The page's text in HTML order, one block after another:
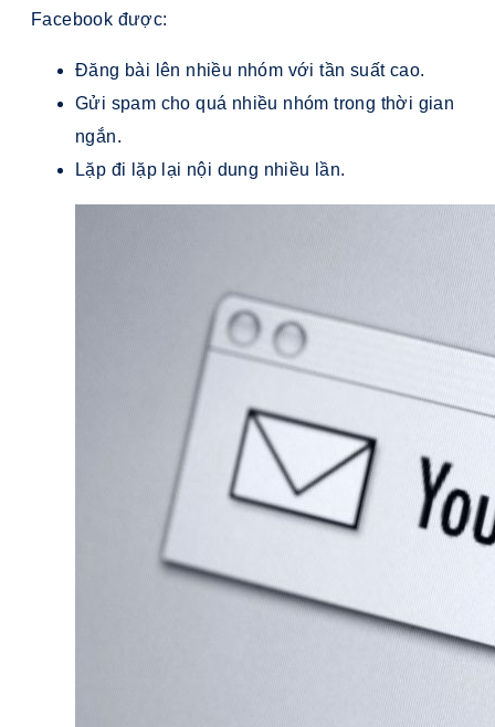
Facebook được:
Đăng bài lên nhiều nhóm với tần suất cao.
Gửi spam cho quá nhiều nhóm trong thời gian
ngắn.
Lặp đi lặp lại nội dung nhiều lần.